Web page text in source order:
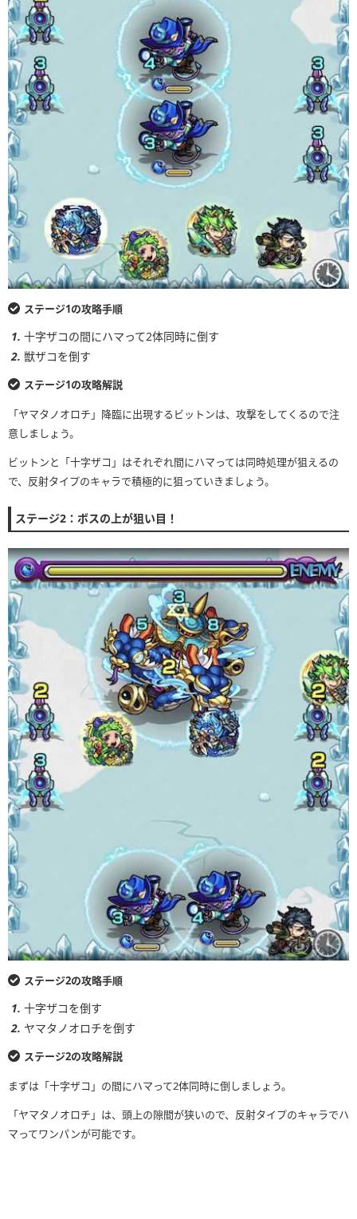
ステージ1の攻略手順
十字ザコの間にハマって2体同時に倒す
獣ザコを倒す
ステージ1の攻略解説
「ヤマタノオロチ」降臨に出現するビットンは、攻撃をしてくるので注
意しましょう。
ビットンと「十字ザコ」はそれぞれ間にハマっては同時処理が狙えるの
で、反射タイプのキャラで積極的に狙っていきましょう。
ステージ2：ボスの上が狙い目！
ステージ2の攻略手順
十字ザコを倒す
ヤマタノオロチを倒す
ステージ2の攻略解説
まずは「十字ザコ」の間にハマって2体同時に倒しましょう。
「ヤマタノオロチ」は、頭上の隙間が狭いので、反射タイプのキャラでハ
マってワンパンが可能です。